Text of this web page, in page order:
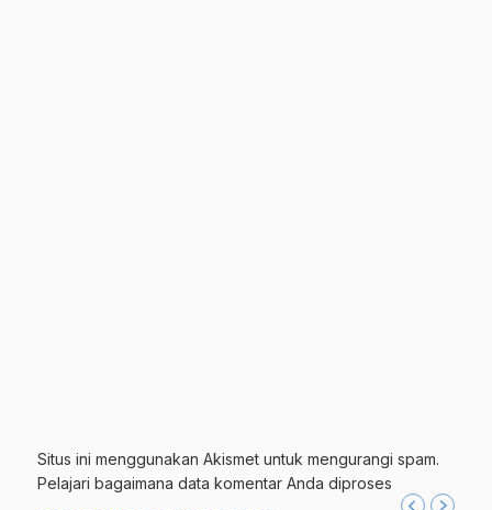
Situs ini menggunakan Akismet untuk mengurangi spam.
Pelajari bagaimana data komentar Anda diproses